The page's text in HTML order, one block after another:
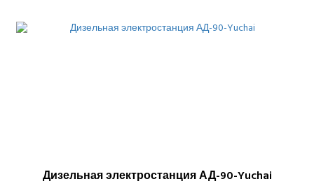
Дизельная электростанция АД-90-Yuchai